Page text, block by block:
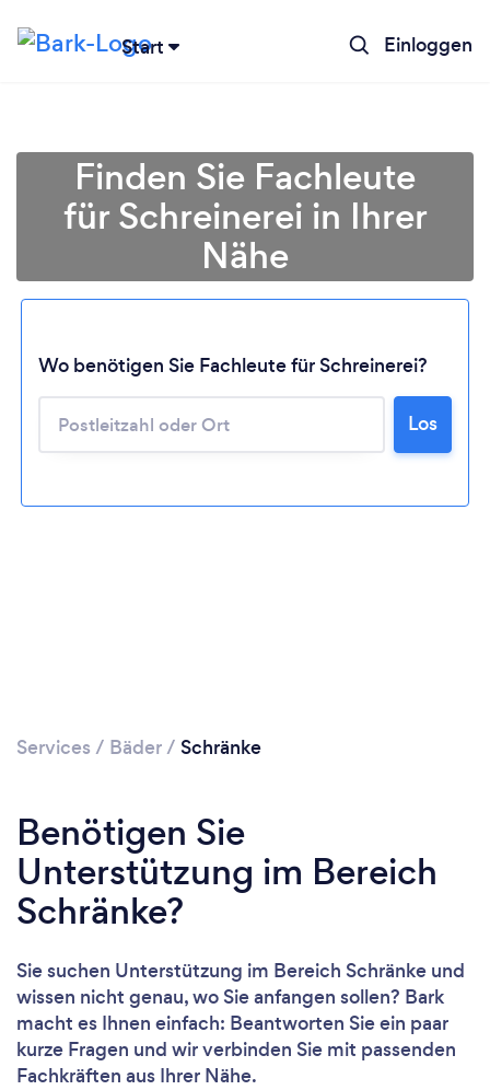
Start Einloggen
Lädt ...
Bitte warten ...
Finden Sie Fachleute
für Schreinerei in Ihrer
Nähe
Wo benötigen Sie Fachleute für Schreinerei?
Los
Services / Bäder/ Schränke
Benötigen Sie
Unterstützung im Bereich
Schränke?
Sie suchen Unterstützung im Bereich Schränke und
wissen nicht genau, wo Sie anfangen sollen? Bark
macht es Ihnen einfach: Beantworten Sie ein paar
kurze Fragen und wir verbinden Sie mit passenden
Fachkräften aus Ihrer Nähe.